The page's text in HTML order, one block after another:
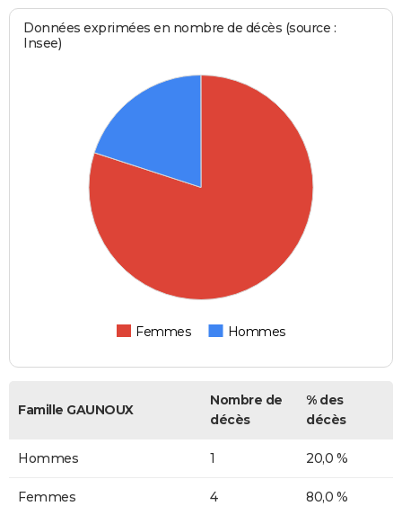
Données exprimées en nombre de décès (source :
Insee)
Femmes Hommes
Famille GAUNOUX
Nombre de
décès
% des
décès
Hommes 1 20,0 %
Femmes 4 80,0 %